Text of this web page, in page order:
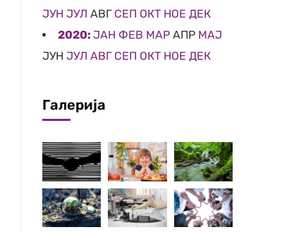
ЈУН ЈУЛ АВГ СЕП ОКТ НОЕ ДЕК
2020: ЈАН ФЕВ МАР АПР МАЈ
ЈУН ЈУЛ АВГ СЕП ОКТ НОЕ ДЕК
Галерија